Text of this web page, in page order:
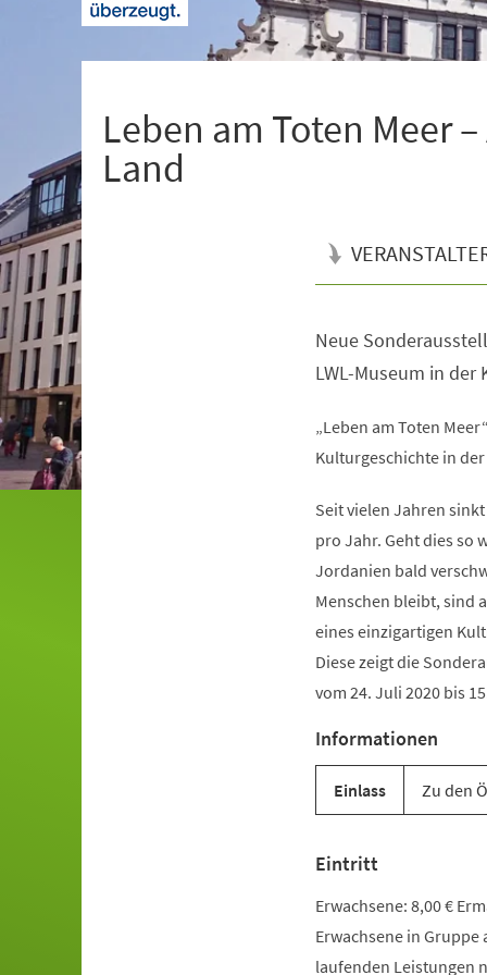
Leben am Toten Meer
Land
Neue
LWL-Museum in der
„Leben am Toten
Kulturgeschichte in der
Seit vielen Jahren
pro Jahr. Geht dies so
Jordanien bald
Menschen bleibt, sind
eines einzigartigen
Diese zeigt die
vom 24. Juli 2020 bis
Informationen
Einlass Zu den
Eintritt
Erwachsene: 8,00 €
Erwachsene in
laufenden Leistungen